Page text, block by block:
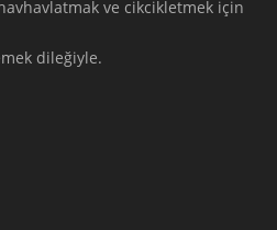
ve cikcikletmek için
dileğiyle.